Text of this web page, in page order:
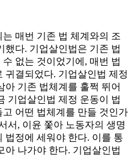
매번 기존 법 체계와의 조
했다. 기업살인법은 기존 법
없는 것이었기에 , 매번 법
귀결되었다. 기업살인법 제정
아 기존 법체계를 훌쩍 뛰어
기업살인법 제정 운동이 법
어떤 법체계를 만들 것인가
서 , 이윤 쫓아 노동자의 생명
법정에 세워야 한다. 이를 통
아 나가야 한다. 기업살인법